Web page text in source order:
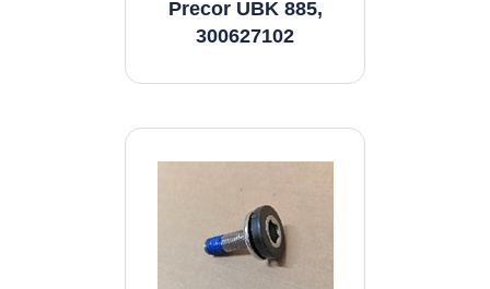
Precor UBK 885,
300627102